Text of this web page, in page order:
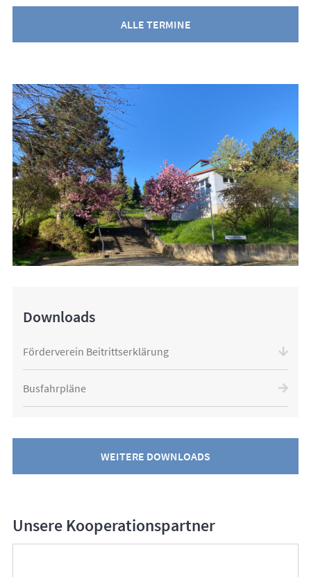
ALLE TERMINE
Downloads
Förderverein Beitrittserklärung
Busfahrpläne
WEITERE DOWNLOADS
Unsere Kooperationspartner